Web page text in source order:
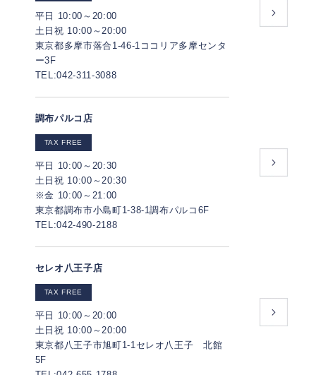
平日 10:00～20:00
土日祝 10:00～20:00
東京都多摩市落合1-46-1ココリア多摩センタ
ー3F
TEL:042-311-3088
調布パルコ店
TAX FREE
平日 10:00～20:30
土日祝 10:00～20:30
※金 10:00～21:00
東京都調布市小島町1-38-1調布パルコ6F
TEL:042-490-2188
セレオ八王子店
TAX FREE
平日 10:00～20:00
土日祝 10:00～20:00
東京都八王子市旭町1-1セレオ八王子 北館
5F